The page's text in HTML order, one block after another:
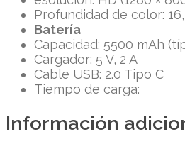
Profundidad de color:
Batería
Capacidad: 5500 mAh
Cargador: 5 V, 2 A
Cable USB: 2.0 Tipo C
Tiempo de carga:
Información